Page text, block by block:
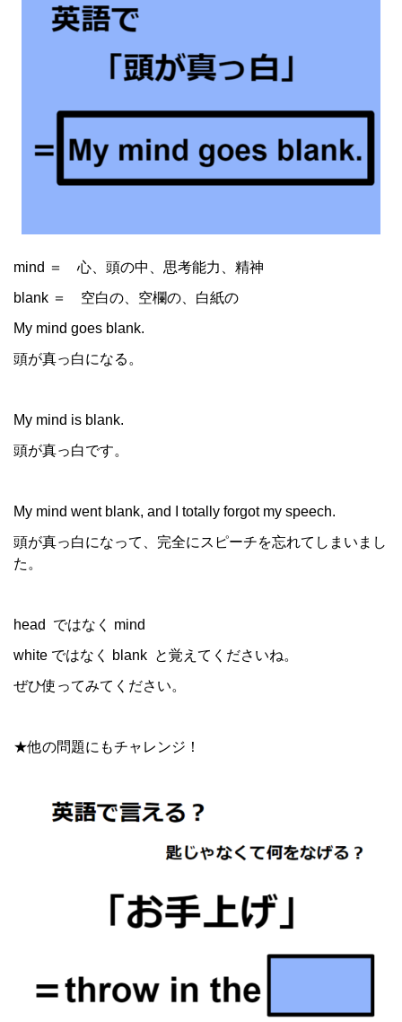
mind ＝ 心、頭の中、思考能力、精神
blank ＝ 空白の、空欄の、白紙の
My mind goes blank.
頭が真っ白になる。
My mind is blank.
頭が真っ白です。
My mind went blank, and I totally forgot my speech.
頭が真っ白になって、完全にスピーチを忘れてしまいまし
た。
head ではなく mind
white ではなく blank と覚えてくださいね。
ぜひ使ってみてください。
★他の問題にもチャレンジ！